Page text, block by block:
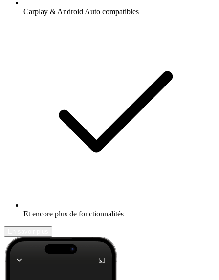
Carplay & Android Auto compatibles
Et encore plus de fonctionnalités